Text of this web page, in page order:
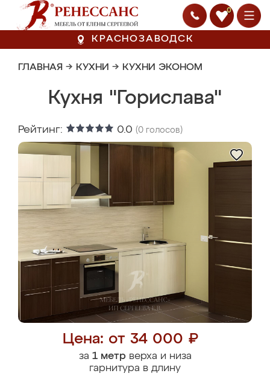
0
КРАСНОЗАВОДСК
ГЛАВНАЯ → КУХНИ → КУХНИ ЭКОНОМ
Кухня "Горислава"
Рейтинг: 0.0 (0 голосов)
Цена: от 34 000 ₽
за 1 метрверха и низа
гарнитура в длину